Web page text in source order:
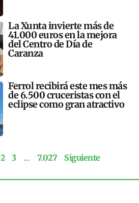
La Xunta invierte más de
41.000 euros en la mejora
del Centro de Día de
Caranza
Ferrol recibirá este mes más
de 6.500 cruceristas con el
eclipse como gran atractivo
2 3 … 7.027 Siguiente